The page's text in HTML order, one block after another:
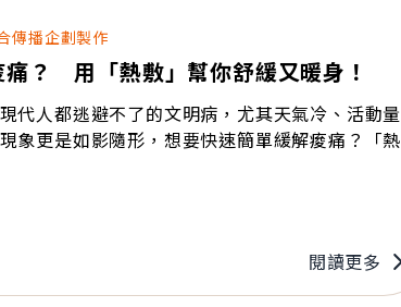
傳播企劃製作
？ 用「熱敷」幫你舒緩又暖身！
代人都逃避不了的文明病，尤其天氣冷、活動量
象更是如影隨形，想要快速簡單緩解痠痛？「熱
閱讀更多